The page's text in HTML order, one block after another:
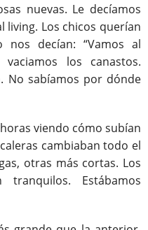
nuevas. Le decíamos
living. Los chicos querían
decían: “Vamos al
los canastos.
No sabíamos por dónde
viendo cómo subían
cambiaban todo el
otras más cortas. Los
Estábamos